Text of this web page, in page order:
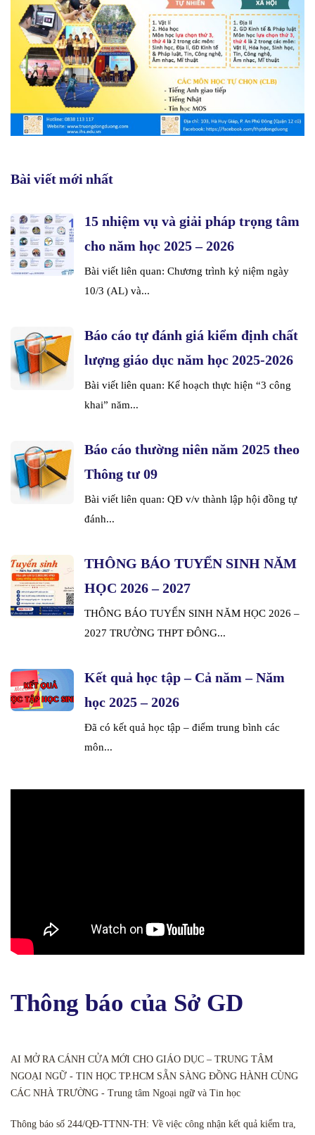
Bài viết mới nhất
15 nhiệm vụ và giải pháp trọng tâm
cho năm học 2025 – 2026
Bài viết liên quan: Chương trình kỷ niệm ngày
10/3 (AL) và...
Báo cáo tự đánh giá kiểm định chất
lượng giáo dục năm học 2025-2026
Bài viết liên quan: Kế hoạch thực hiện “3 công
khai” năm...
Báo cáo thường niên năm 2025 theo
Thông tư 09
Bài viết liên quan: QĐ v/v thành lập hội đồng tự
đánh...
THÔNG BÁO TUYỂN SINH NĂM
HỌC 2026 – 2027
THÔNG BÁO TUYỂN SINH NĂM HỌC 2026 –
2027 TRƯỜNG THPT ĐÔNG...
Kết quả học tập – Cả năm – Năm
học 2025 – 2026
Đã có kết quả học tập – điểm trung bình các
môn...
Thông báo của Sở GD
AI MỞ RA CÁNH CỬA MỚI CHO GIÁO DỤC – TRUNG TÂM
NGOẠI NGỮ - TIN HỌC TP.HCM SẴN SÀNG ĐỒNG HÀNH CÙNG
CÁC NHÀ TRƯỜNG - Trung tâm Ngoại ngữ và Tin học
Thông báo số 244/QĐ-TTNN-TH: Về việc công nhận kết quả kiểm tra,